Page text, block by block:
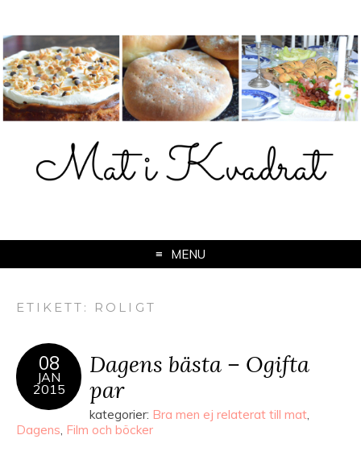
MENU
ETIKETT: ROLIGT
08
JAN
2015
Dagens bästa – Ogifta
par
kategorier: Bra men ej relaterat till mat,
Dagens, Film och böcker